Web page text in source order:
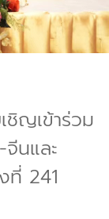
ชิญเข้าร่วม
นและ
ที่ 241